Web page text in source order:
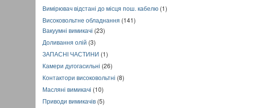
Вимірювач відстані до місця пош. кабелю (1)
Високовольтне обладнання (141)
Вакуумні вимикачі (23)
Доливання олій (3)
ЗАПАСНІ ЧАСТИНИ (1)
Камери дугогасильні (26)
Контактори високовольтні (8)
Масляні вимикачі (10)
Приводи вимикачів (5)